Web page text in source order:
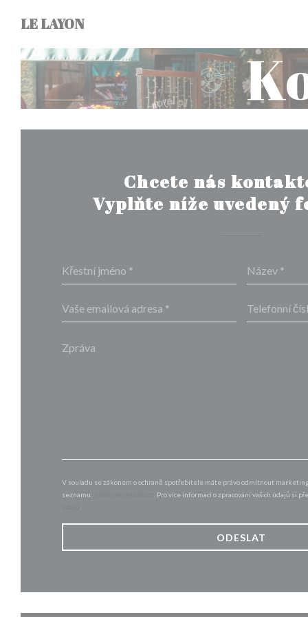
LE LAYON
Chcete nás
Vyplňte níže uvedený
V souladu se zákonem o ochraně spotřebitele máte právo odmítnout
seznamu:
. Pro více informací o zpracování vašich údajů si